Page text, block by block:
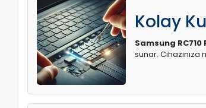
Kolay
Samsung RC710
sunar.